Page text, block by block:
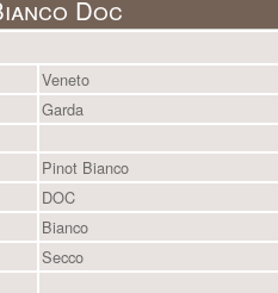
Doc
Veneto
Garda
Pinot Bianco
DOC
Bianco
Secco